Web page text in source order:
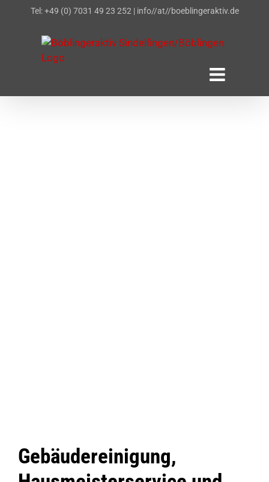
Tel: +49 (0) 7031 49 23 252| info//at//boeblingeraktiv.de
Gebäudereinigung,